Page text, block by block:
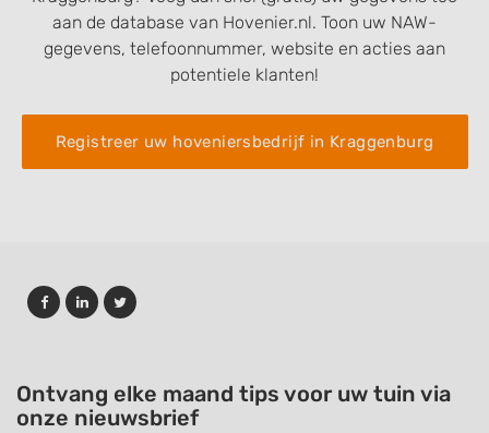
aan de database van Hovenier.nl. Toon uw NAW-
gegevens, telefoonnummer, website en acties aan
potentiele klanten!
Registreer uw hoveniersbedrijf in Kraggenburg
Ontvang elke maand tips voor uw tuin via
onze nieuwsbrief